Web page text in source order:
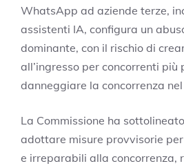
WhatsApp ad aziende terze,
assistenti IA, configura un
dominante, con il rischio di
all’ingresso per concorrenti più
danneggiare la concorrenza
La Commissione ha
adottare misure provvisorie
e irreparabili alla concorrenza,